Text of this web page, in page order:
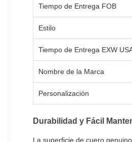
Tiempo de Entrega FOB
Estilo
Tiempo de Entrega EXW
Nombre de la Marca
Personalización
Durabilidad y Fácil
La superficie de cuero